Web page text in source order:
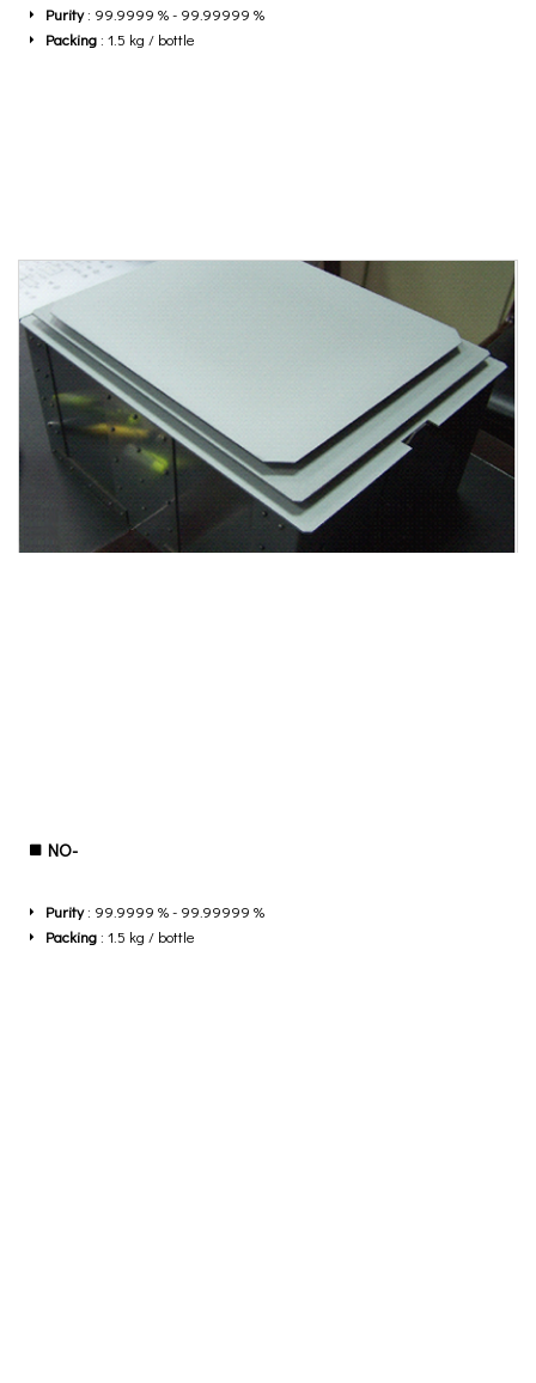
Purity: 99.9999 % - 99.99999 %
Packing : 1.5 kg / bottle
NO-
Purity: 99.9999 % - 99.99999 %
Packing : 1.5 kg / bottle